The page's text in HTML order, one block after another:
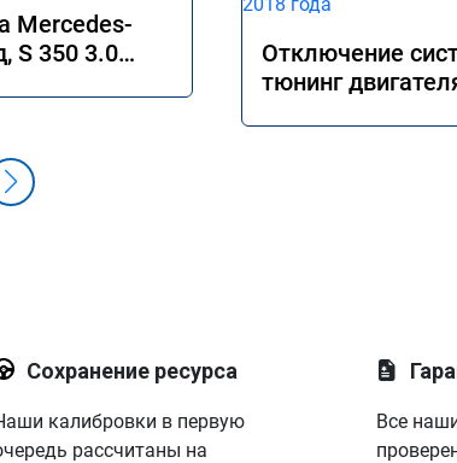
Mercedes-
S 350 3.0
Отключение
тюнинг
Сохранение ресурса
калибровки в первую
рассчитаны на
Все